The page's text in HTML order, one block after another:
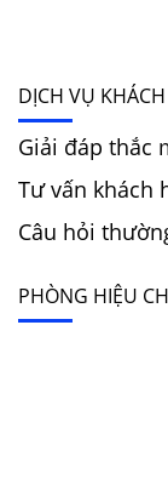
DỊCH VỤ
Giải đáp thắc
Tư vấn khách
Câu hỏi
PHÒNG HIỆU